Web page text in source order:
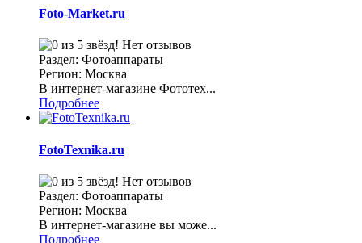
Foto-Market.ru
Нет отзывов
Раздел: Фотоаппараты
Регион: Москва
В интернет-магазине Фототех...
Подробнее
FotoTexnika.ru
Нет отзывов
Раздел: Фотоаппараты
Регион: Москва
В интернет-магазине вы може...
Подробнее